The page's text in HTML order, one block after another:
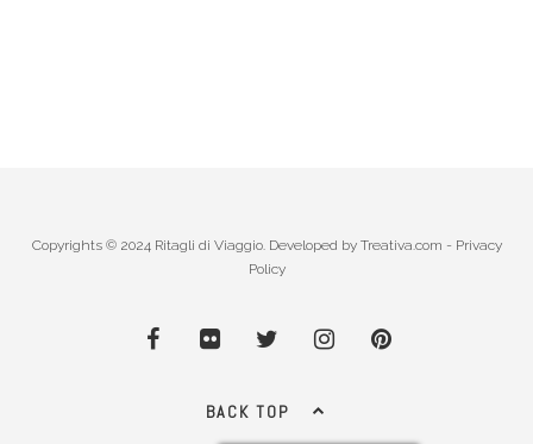
Copyrights © 2024 Ritagli di Viaggio. Developed by Treativa.com - Privacy
Policy
BACK TOP